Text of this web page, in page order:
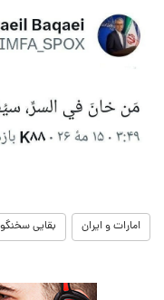
امارات و ایران بقایی